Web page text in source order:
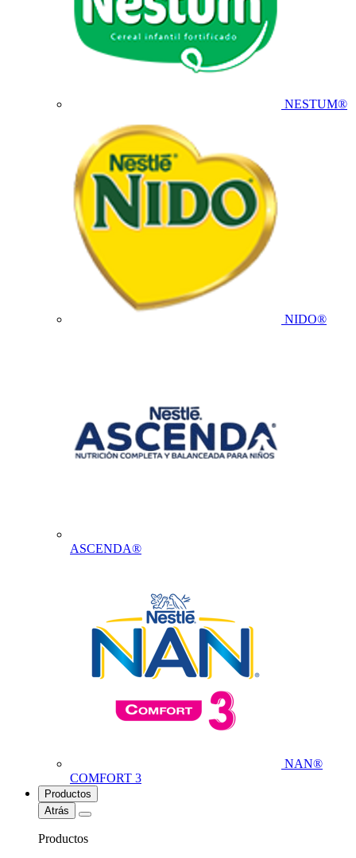
NESTUM®
NIDO®
ASCENDA®
NAN®
COMFORT 3
Productos
Atrás
Productos